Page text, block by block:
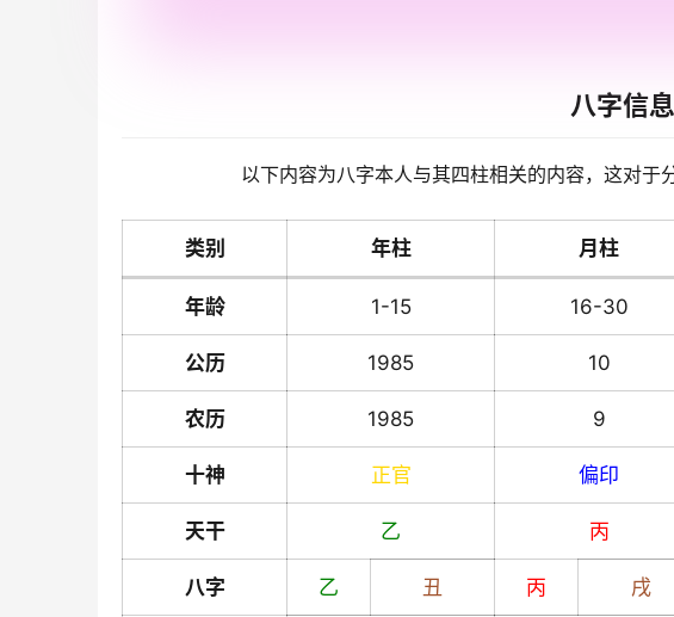
八字信息
以下内容为八字本人与其四柱相关的内容，这对于
类别 年柱 月柱
年龄 1-15 16-30
公历 1985 10
农历 1985 9
十神 正官 偏印
天干 乙 丙
八字 乙 丑 丙 戌